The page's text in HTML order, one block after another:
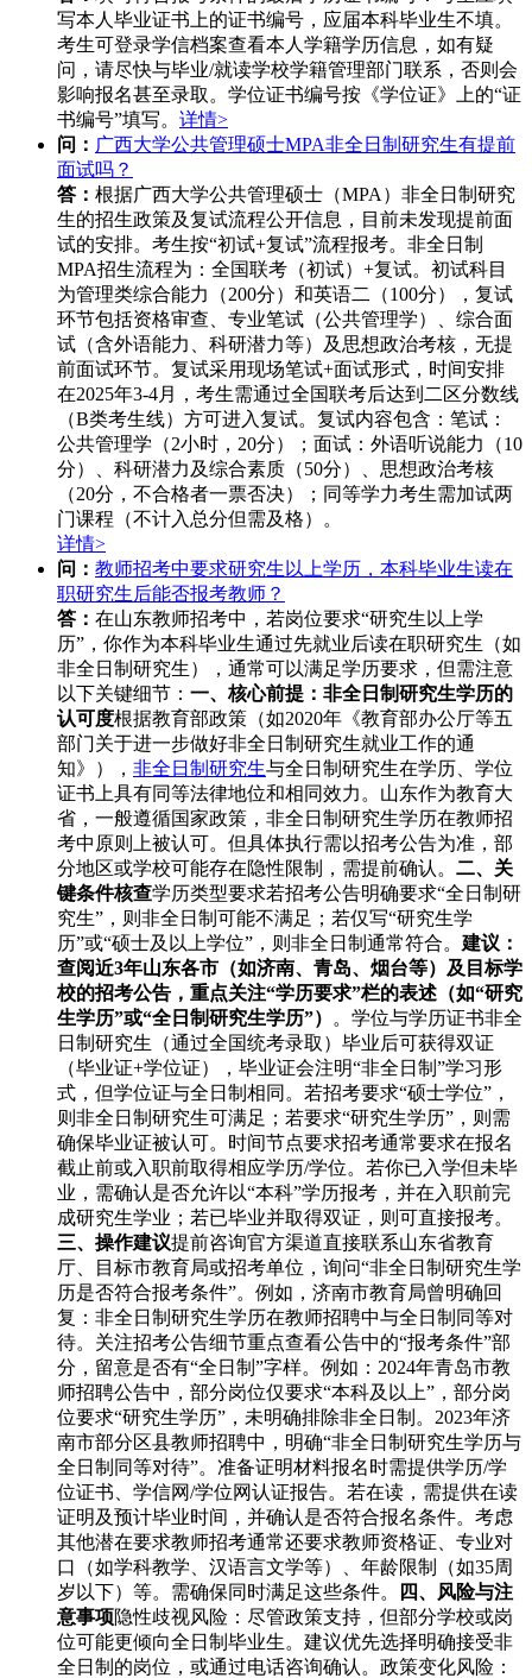
写本人毕业证书上的证书编号，应届本科毕业生不填。
考生可登录学信档案查看本人学籍学历信息，如有疑
问，请尽快与毕业/就读学校学籍管理部门联系，否则会
影响报名甚至录取。学位证书编号按《学位证》上的“证
书编号”填写。 详情>
问： 广西大学公共管理硕士MPA非全日制研究生有提前
面试吗？
答： 根据广西大学公共管理硕士（MPA）非全日制研究
生的招生政策及复试流程公开信息，目前未发现提前面
试的安排。考生按“初试+复试”流程报考。非全日制
MPA招生流程为：全国联考（初试）+复试。初试科目
为管理类综合能力（200分）和英语二（100分），复试
环节包括资格审查、专业笔试（公共管理学）、综合面
试（含外语能力、科研潜力等）及思想政治考核，无提
前面试环节。复试采用现场笔试+面试形式，时间安排
在2025年3-4月，考生需通过全国联考后达到二区分数线
（B类考生线）方可进入复试。复试内容包含：笔试：
公共管理学（2小时，20分）；面试：外语听说能力（10
分）、科研潜力及综合素质（50分）、思想政治考核
（20分，不合格者一票否决）；同等学力考生需加试两
门课程（不计入总分但需及格）。
详情>
问： 教师招考中要求研究生以上学历，本科毕业生读在
职研究生后能否报考教师？
答： 在山东教师招考中，若岗位要求“研究生以上学
历”，你作为本科毕业生通过先就业后读在职研究生（如
非全日制研究生），通常可以满足学历要求，但需注意
以下关键细节： 一、核心前提：非全日制研究生学历的
认可度根据教育部政策（如2020年《教育部办公厅等五
部门关于进一步做好非全日制研究生就业工作的通
知》）， 非全日制研究生与全日制研究生在学历、学位
证书上具有同等法律地位和相同效力。山东作为教育大
省，一般遵循国家政策，非全日制研究生学历在教师招
考中原则上被认可。但具体执行需以招考公告为准，部
分地区或学校可能存在隐性限制，需提前确认。 二、关
键条件核查学历类型要求若招考公告明确要求“全日制研
究生”，则非全日制可能不满足；若仅写“研究生学
历”或“硕士及以上学位”，则非全日制通常符合。 建议：
查阅近3年山东各市（如济南、青岛、烟台等）及目标学
校的招考公告，重点关注“学历要求”栏的表述（如“研究
生学历”或“全日制研究生学历”）
。学位与学历证书非全
日制研究生（通过全国统考录取）毕业后可获得双证
（毕业证+学位证），毕业证会注明“非全日制”学习形
式，但学位证与全日制相同。若招考要求“硕士学位”，
则非全日制研究生可满足；若要求“研究生学历”，则需
确保毕业证被认可。时间节点要求招考通常要求在报名
截止前或入职前取得相应学历/学位。若你已入学但未毕
业，需确认是否允许以“本科”学历报考，并在入职前完
成研究生学业；若已毕业并取得双证，则可直接报考。
三、操作建议提前咨询官方渠道直接联系山东省教育
厅、目标市教育局或招考单位，询问“非全日制研究生学
历是否符合报考条件”。例如，济南市教育局曾明确回
复：非全日制研究生学历在教师招聘中与全日制同等对
待。关注招考公告细节重点查看公告中的“报考条件”部
分，留意是否有“全日制”字样。例如：2024年青岛市教
师招聘公告中，部分岗位仅要求“本科及以上”，部分岗
位要求“研究生学历”，未明确排除非全日制。2023年济
南市部分区县教师招聘中，明确“非全日制研究生学历与
全日制同等对待”。准备证明材料报名时需提供学历/学
位证书、学信网/学位网认证报告。若在读，需提供在读
证明及预计毕业时间，并确认是否符合报名条件。考虑
其他潜在要求教师招考通常还要求教师资格证、专业对
口（如学科教学、汉语言文学等）、年龄限制（如35周
岁以下）等。需确保同时满足这些条件。
四、风险与注
意事项隐性歧视风险：尽管政策支持，但部分学校或岗
位可能更倾向全日制毕业生。建议优先选择明确接受非
全日制的岗位，或通过电话咨询确认。政策变化风险：